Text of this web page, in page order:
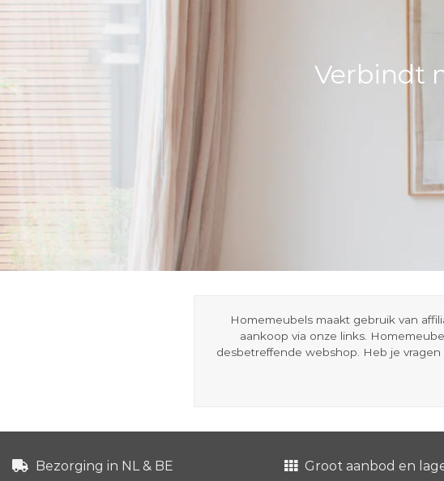
Verbindt
Homemeubels maakt gebruik van
aankoop via onze links.
desbetreffende webshop. Heb je
Bezorging in NL & BE Groot aanbod en